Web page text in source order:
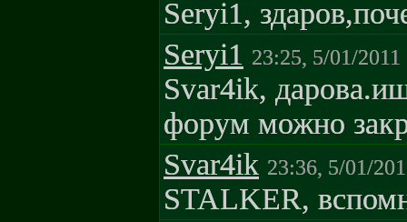
Seryi1,
Seryi1 23:25, 5/01/2011
Svar4ik,
форум можно
Svar4ik 23:36, 5/01/
STALKER,